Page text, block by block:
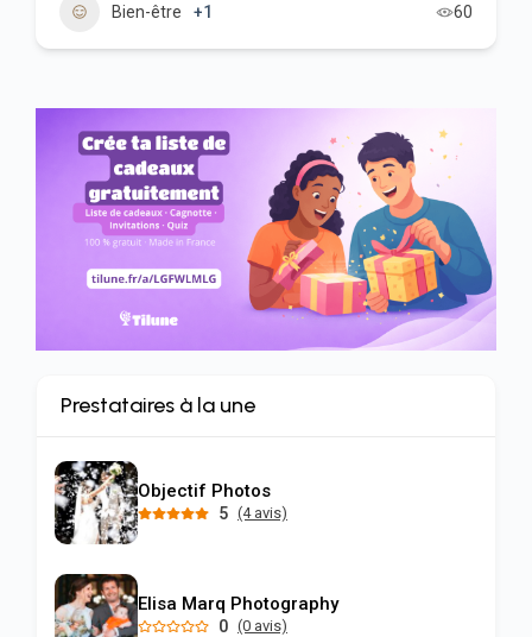
Bien-être
Prestataires à la une
Objectif Photos
5 (4 avis)
Elisa Marq Photography
0 (0 avis)